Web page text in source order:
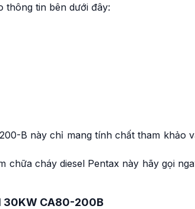
thông tin bên dưới đây:
B này chỉ mang tính chất tham khảo
chữa cháy diesel Pentax này hãy gọi
30KW CA80-200B